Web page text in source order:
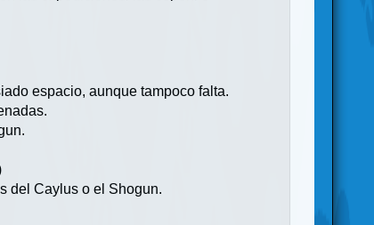
espacio, aunque tampoco falta.
del Caylus o el Shogun.